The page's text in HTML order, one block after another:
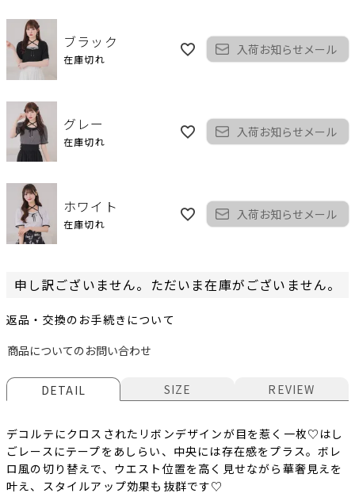
ブラック
在庫切れ
入荷お知らせメール
グレー
在庫切れ
入荷お知らせメール
ホワイト
在庫切れ
入荷お知らせメール
申し訳ございません。ただいま在庫がございません。
返品・交換のお手続きについて
商品についてのお問い合わせ
DETAIL SIZE REVIEW
デコルテにクロスされたリボンデザインが目を惹く一枚♡はし
ごレースにテープをあしらい、中央には存在感をプラス。ボレ
ロ風の切り替えで、ウエスト位置を高く見せながら華奢見えを
叶え、スタイルアップ効果も抜群です♡